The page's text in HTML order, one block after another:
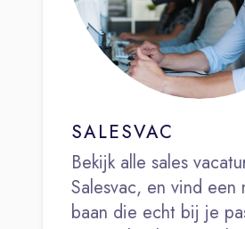
SALESVAC
Bekijk alle sales
Salesvac, en vind een
baan die echt bij je